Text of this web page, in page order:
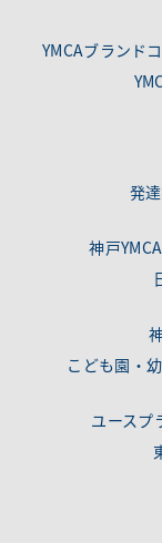
YMCAブランド
発
神戸
こども園・
ユースプ